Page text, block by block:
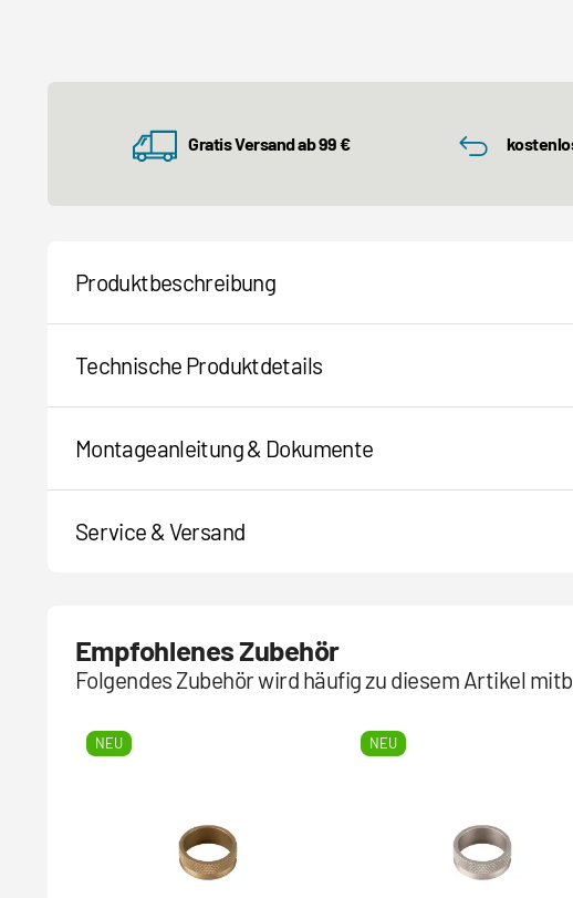
Gratis Versand ab 99 €
Produktbeschreibung
Technische Produktdetails
Montageanleitung & Dokumente
Service & Versand
Empfohlenes Zubehör
Folgendes Zubehör wird häufig zu diesem Artikel
NEU NEU